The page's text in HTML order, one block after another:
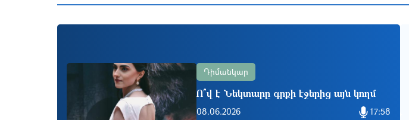
Դիմանկար
Ո՞վ է Նեկտարը գրքի էջերից այն կողմ
08.06.2026 17:58